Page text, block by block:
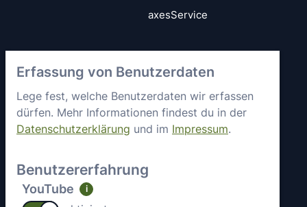
Erfassung von Benutzerdaten
Lege fest, welche Benutzerdaten wir erfassen
dürfen. Mehr Informationen findest du in der
Datenschutzerklärung und im Impressum.
Benutzererfahrung
YouTube i
axesService
Sicherheit
Allgemeine
Geschäftsbedingungen
Datenschutz
Impressum
Mitgliedschaften &
Engagement